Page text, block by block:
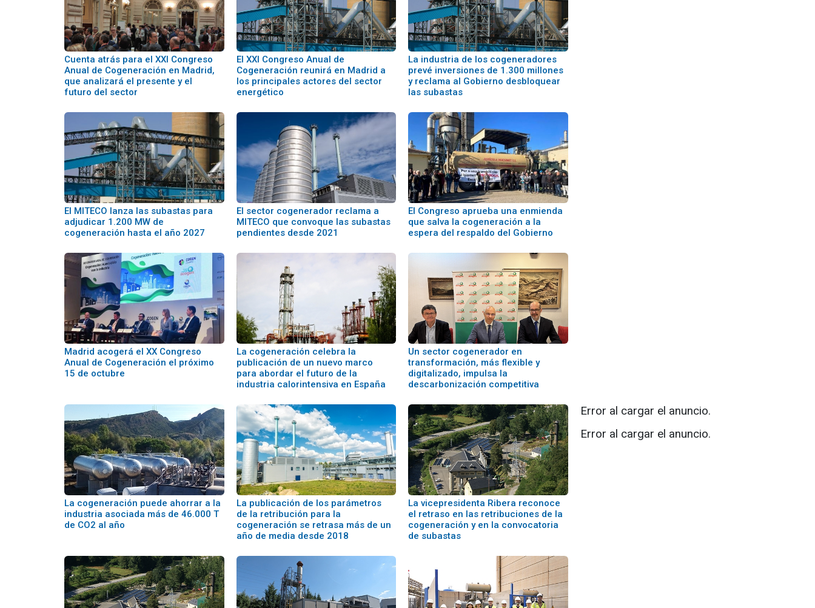
Cuenta atrás para el XXI Congreso
Anual de Cogeneración en Madrid,
que analizará el presente y el
futuro del sector
El XXI Congreso Anual de
Cogeneración reunirá en Madrid a
los principales actores del sector
energético
La industria de los cogeneradores
prevé inversiones de 1.300 millones
y reclama al Gobierno desbloquear
las subastas
El MITECO lanza las subastas para
adjudicar 1.200 MW de
cogeneración hasta el año 2027
El sector cogenerador reclama a
MITECO que convoque las subastas
pendientes desde 2021
El Congreso aprueba una enmienda
que salva la cogeneración a la
espera del respaldo del Gobierno
Madrid acogerá el XX Congreso
Anual de Cogeneración el próximo
15 de octubre
La cogeneración celebra la
publicación de un nuevo marco
para abordar el futuro de la
industria calorintensiva en España
Un sector cogenerador en
transformación, más flexible y
digitalizado, impulsa la
descarbonización competitiva
La cogeneración puede ahorrar a la
industria asociada más de 46.000 T
de CO2 al año
La publicación de los parámetros
de la retribución para la
cogeneración se retrasa más de un
año de media desde 2018
La vicepresidenta Ribera reconoce
el retraso en las retribuciones de la
cogeneración y en la convocatoria
de subastas
Error al cargar el anuncio.
Error al cargar el anuncio.